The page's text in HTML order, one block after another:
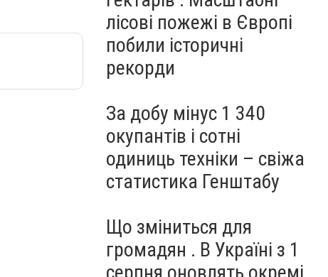
лісові пожежі в Європі
побили історичні
рекорди
За добу мінус 1 340
окупантів і сотні
одиниць техніки – свіжа
статистика Генштабу
Що зміниться для
громадян . В Україні з 1